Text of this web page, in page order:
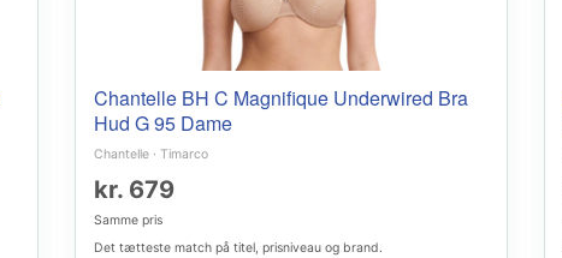
Chantelle BH C Magnifique Underwired Bra
Hud G 95 Dame
Chantelle · Timarco
kr. 679
Samme pris
Det tætteste match på titel, prisniveau og brand.